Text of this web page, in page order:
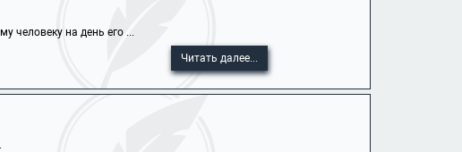
человеку на день его ...
Читать далее...